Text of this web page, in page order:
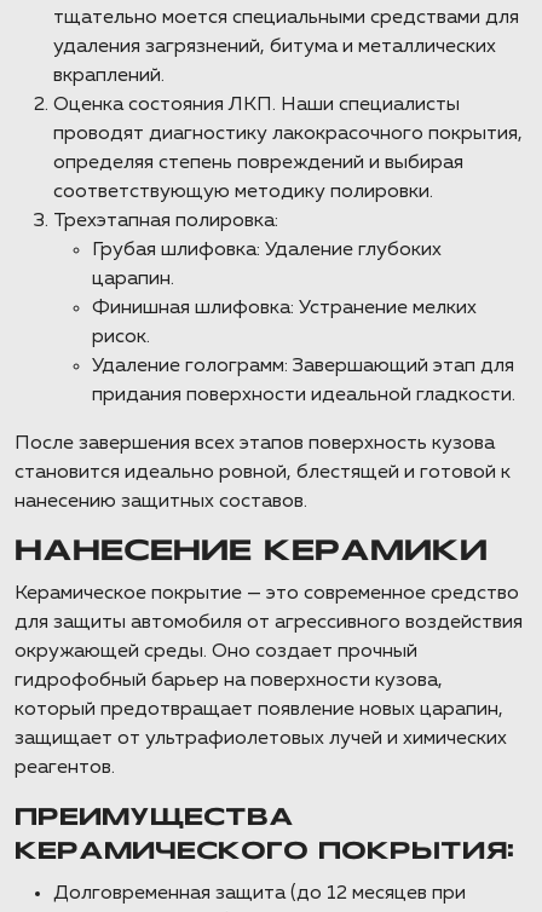
тщательно моется специальными средствами для
удаления загрязнений, битума и металлических
вкраплений.
Оценка состояния ЛКП. Наши специалисты
проводят диагностику лакокрасочного покрытия,
определяя степень повреждений и выбирая
соответствующую методику полировки.
Трехэтапная полировка:
Грубая шлифовка: Удаление глубоких
царапин.
Финишная шлифовка: Устранение мелких
рисок.
Удаление голограмм: Завершающий этап для
придания поверхности идеальной гладкости.
После завершения всех этапов поверхность кузова
становится идеально ровной, блестящей и готовой к
нанесению защитных составов.
НАНЕСЕНИЕ КЕРАМИКИ
Керамическое покрытие — это современное средство
для защиты автомобиля от агрессивного воздействия
окружающей среды. Оно создает прочный
гидрофобный барьер на поверхности кузова,
который предотвращает появление новых царапин,
защищает от ультрафиолетовых лучей и химических
реагентов.
ПРЕИМУЩЕСТВА
КЕРАМИЧЕСКОГО ПОКРЫТИЯ:
Долговременная защита (до 12 месяцев при